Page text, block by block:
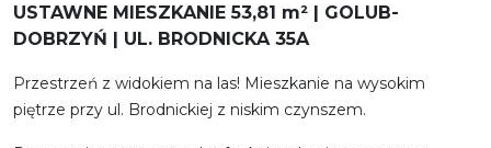
USTAWNE MIESZKANIE 53,81 m² | GOLUB-
DOBRZYŃ | UL. BRODNICKA 35A
Przestrzeń z widokiem na las! Mieszkanie na wysokim
piętrze przy ul. Brodnickiej z niskim czynszem.